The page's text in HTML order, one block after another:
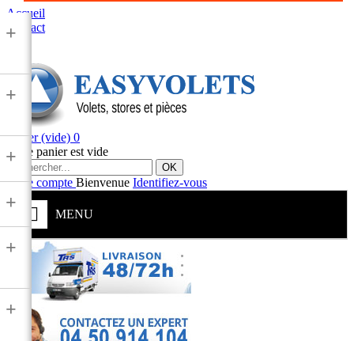
Accueil
Contact
Panier (vide) 0
Votre panier est vide
OK
Votre compte Bienvenue Identifiez-vous
MENU
+
+
+
+
+
+